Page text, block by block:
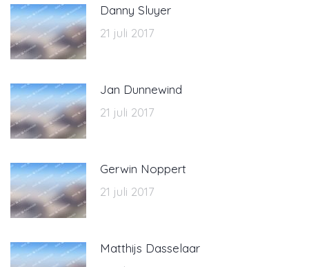
Danny Sluyer
21 juli 2017
Jan Dunnewind
21 juli 2017
Gerwin Noppert
21 juli 2017
Matthijs Dasselaar